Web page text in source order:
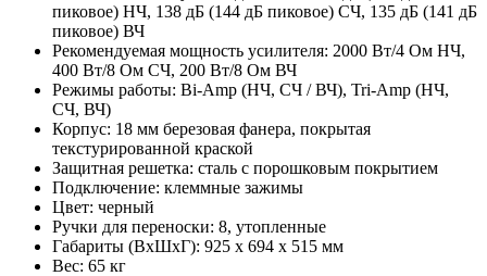
пиковое) НЧ, 138 дБ (144 дБ пиковое) СЧ, 135 дБ (141 дБ
пиковое) ВЧ
Рекомендуемая мощность усилителя: 2000 Вт/4 Ом НЧ,
400 Вт/8 Ом СЧ, 200 Вт/8 Ом ВЧ
Режимы работы: Bi-Amp (НЧ, СЧ / ВЧ), Tri-Amp (НЧ,
СЧ, ВЧ)
Корпус: 18 мм березовая фанера, покрытая
текстурированной краской
Защитная решетка: сталь с порошковым покрытием
Подключение: клеммные зажимы
Цвет: черный
Ручки для переноски: 8, утопленные
Габариты (ВхШхГ): 925 x 694 x 515 мм
Вес: 65 кг